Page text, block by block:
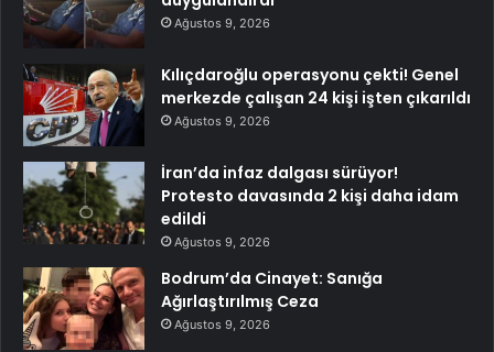
Ağustos 9, 2026
Kılıçdaroğlu operasyonu çekti! Genel
merkezde çalışan 24 kişi işten çıkarıldı
Ağustos 9, 2026
İran’da infaz dalgası sürüyor!
Protesto davasında 2 kişi daha idam
edildi
Ağustos 9, 2026
Bodrum’da Cinayet: Sanığa
Ağırlaştırılmış Ceza
Ağustos 9, 2026